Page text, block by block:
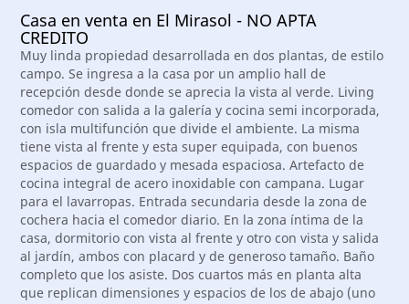
Casa en venta en El Mirasol - NO APTA
CREDITO
Muy linda propiedad desarrollada en dos plantas, de estilo
campo. Se ingresa a la casa por un amplio hall de
recepción desde donde se aprecia la vista al verde. Living
comedor con salida a la galería y cocina semi incorporada,
con isla multifunción que divide el ambiente. La misma
tiene vista al frente y esta super equipada, con buenos
espacios de guardado y mesada espaciosa. Artefacto de
cocina integral de acero inoxidable con campana. Lugar
para el lavarropas. Entrada secundaria desde la zona de
cochera hacia el comedor diario. En la zona íntima de la
casa, dormitorio con vista al frente y otro con vista y salida
al jardín, ambos con placard y de generoso tamaño. Baño
completo que los asiste. Dos cuartos más en planta alta
que replican dimensiones y espacios de los de abajo (uno